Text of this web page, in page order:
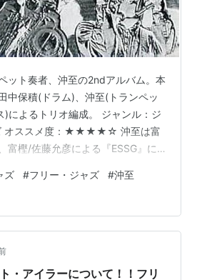
ット奏者、沖至の2ndアルバム。本
中保積(ドラム)、沖至(トランペッ
)によるトリオ編成。 ジャンル：ジ
オススメ度：★★★★☆ 沖至は富
富樫/佐藤允彦による『ESSG』に
バムタイトルの『殺人教室』は
『暴力教室』が元ネタ。この映画
校の教師が自慢のジャズレコード
するシーンがあります。しかし、
は生徒たちの手によって叩き割ら
れて…
ズ #フリー・ジャズ #沖至
・アイラーについて！！フリ